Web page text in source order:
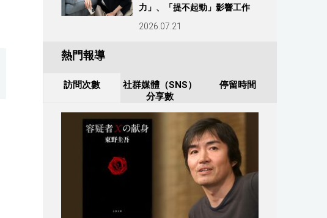
力」、「提不起勁」影響工作
2026.07.21
熱門報導
訪問次數
社群媒體（SNS）
分享數
停留時間